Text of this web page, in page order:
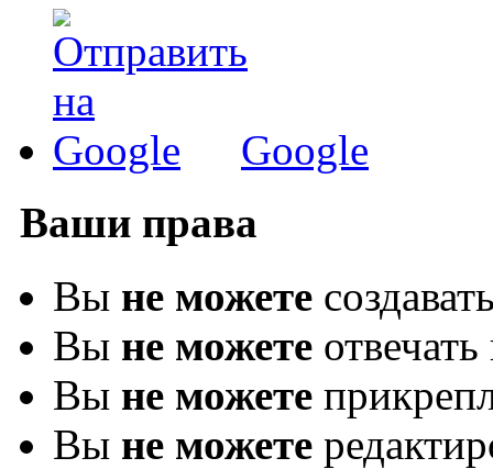
Google
Ваши права
Вы не можете
Вы не можете
Вы не можете
Вы не можете